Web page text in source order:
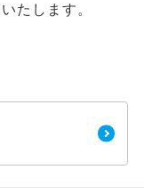
たします。